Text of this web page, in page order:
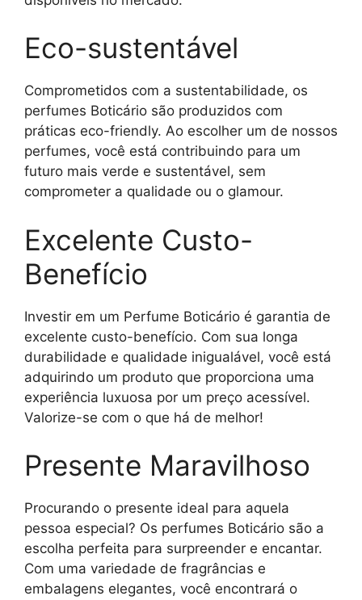
Eco-sustentável
Comprometidos com a sustentabilidade, os
perfumes Boticário são produzidos com
práticas eco-friendly. Ao escolher um de nossos
perfumes, você está contribuindo para um
futuro mais verde e sustentável, sem
comprometer a qualidade ou o glamour.
Excelente Custo-
Benefício
Investir em um Perfume Boticário é garantia de
excelente custo-benefício. Com sua longa
durabilidade e qualidade inigualável, você está
adquirindo um produto que proporciona uma
experiência luxuosa por um preço acessível.
Valorize-se com o que há de melhor!
Presente Maravilhoso
Procurando o presente ideal para aquela
pessoa especial? Os perfumes Boticário são a
escolha perfeita para surpreender e encantar.
Com uma variedade de fragrâncias e
embalagens elegantes, você encontrará o